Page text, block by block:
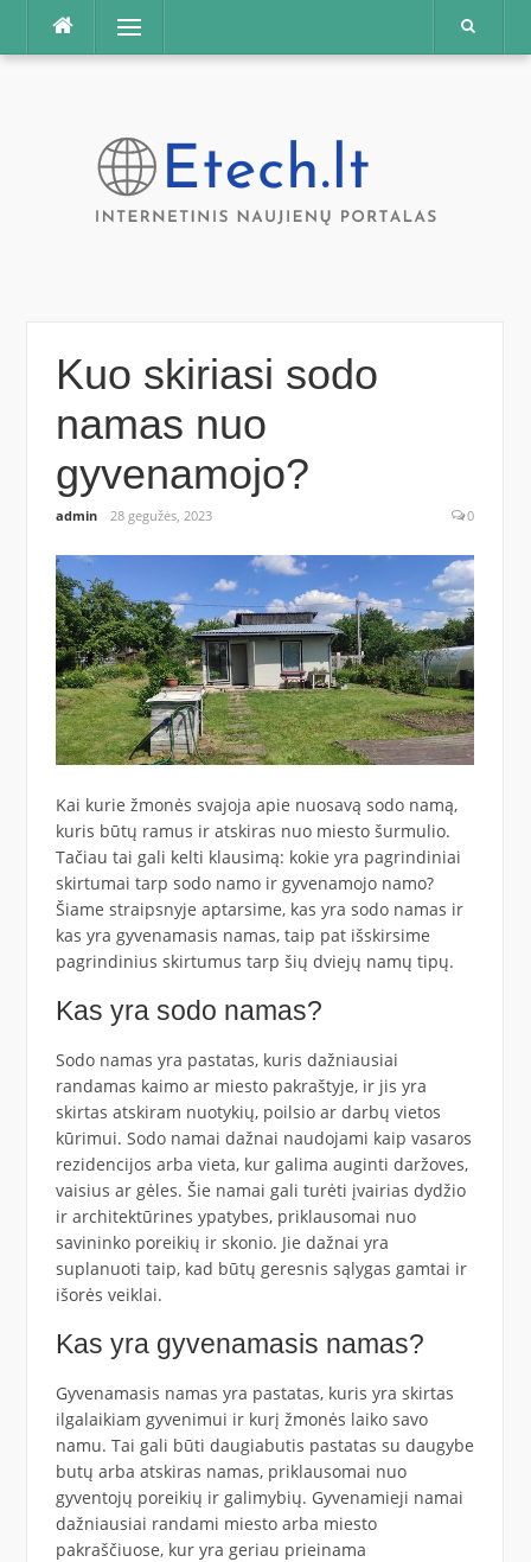
Praleisti
Meniu
Kuo skiriasi sodo
namas nuo
gyvenamojo?
admin 28 gegužės, 2023 0
Kai kurie žmonės svajoja apie nuosavą sodo namą,
kuris būtų ramus ir atskiras nuo miesto šurmulio.
Tačiau tai gali kelti klausimą: kokie yra pagrindiniai
skirtumai tarp sodo namo ir gyvenamojo namo?
Šiame straipsnyje aptarsime, kas yra sodo namas ir
kas yra gyvenamasis namas, taip pat išskirsime
pagrindinius skirtumus tarp šių dviejų namų tipų.
Kas yra sodo namas?
Sodo namas yra pastatas, kuris dažniausiai
randamas kaimo ar miesto pakraštyje, ir jis yra
skirtas atskiram nuotykių, poilsio ar darbų vietos
kūrimui. Sodo namai dažnai naudojami kaip vasaros
rezidencijos arba vieta, kur galima auginti daržoves,
vaisius ar gėles. Šie namai gali turėti įvairias dydžio
ir architektūrines ypatybes, priklausomai nuo
savininko poreikių ir skonio. Jie dažnai yra
suplanuoti taip, kad būtų geresnis sąlygas gamtai ir
išorės veiklai.
Kas yra gyvenamasis namas?
Gyvenamasis namas yra pastatas, kuris yra skirtas
ilgalaikiam gyvenimui ir kurį žmonės laiko savo
namu. Tai gali būti daugiabutis pastatas su daugybe
butų arba atskiras namas, priklausomai nuo
gyventojų poreikių ir galimybių. Gyvenamieji namai
dažniausiai randami miesto arba miesto
pakraščiuose, kur yra geriau prieinama